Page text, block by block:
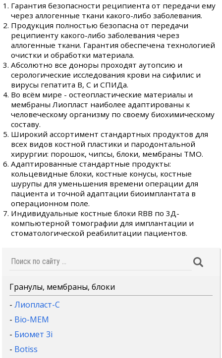
Гарантия безопасности реципиента от передачи ему
через аллогенные ткани какого-либо заболевания.
Продукция полностью безопасна от передачи
реципиенту какого-либо заболевания через
аллогенные ткани. Гарантия обеспечена технологией
очистки и обработки материала.
Абсолютно все доноры проходят аутопсию и
серологические исследования крови на сифилис и
вирусы гепатита В, С и СПИДа.
Во всём мире - остеопластические материалы и
мембраны Лиопласт наиболее адаптированы к
человеческому организму по своему биохимическому
составу.
Широкий ассортимент стандартных продуктов для
всех видов костной пластики и пародонтальной
хирургии: порошок, чипсы, блоки, мембраны ТМО.
Адаптированные стандартные продукты:
кольцевидные блоки, костные конусы, костные
шурупы для уменьшения времени операции для
пациента и точной адаптации биоимплантата в
операционном поле.
Индивидуальные костные блоки RBB по 3Д-
компьютерной томографии для имплантации и
стоматологической реабилитации пациентов.
Гранулы, мембраны, блоки
-Лиопласт-С
- Bio-MEM
- Биомет 3i
- Botiss